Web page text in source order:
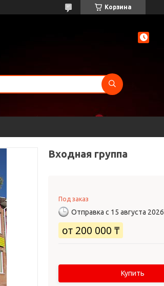
Корзина
Входная группа
Под заказ
Отправка с 15 августа 2026
от200 000 ₸
Купить